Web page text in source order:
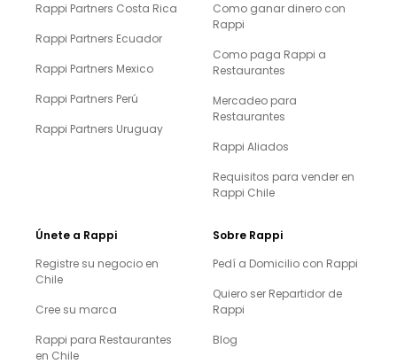
Rappi Partners Costa Rica
Rappi Partners Ecuador
Rappi Partners Mexico
Rappi Partners Perú
Rappi Partners Uruguay
Como ganar dinero con
Rappi
Como paga Rappi a
Restaurantes
Mercadeo para
Restaurantes
Rappi Aliados
Requisitos para vender en
Rappi Chile
Únete a Rappi
Registre su negocio en
Chile
Cree su marca
Rappi para Restaurantes
en Chile
Sobre Rappi
Pedí a Domicilio con Rappi
Quiero ser Repartidor de
Rappi
Blog